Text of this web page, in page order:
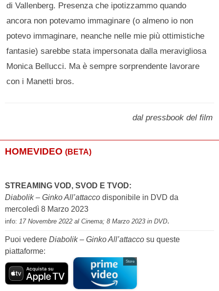
di Vallenberg. Presenza che ipotizzammo quando
ancora non potevamo immaginare (o almeno io non
potevo immaginare, neanche nelle mie più ottimistiche
fantasie) sarebbe stata impersonata dalla meravigliosa
Monica Bellucci. Ma è sempre sorprendente lavorare
con i Manetti bros.
dal pressbook del film
HOMEVIDEO (BETA)
STREAMING VOD, SVOD E TVOD:
Diabolik – Ginko All’attacco disponibile in DVD da
mercoledì 8 Marzo 2023
info: 17 Novembre 2022 al Cinema; 8 Marzo 2023 in DVD.
Puoi vedere Diabolik – Ginko All’attacco su queste
piattaforme:
Store